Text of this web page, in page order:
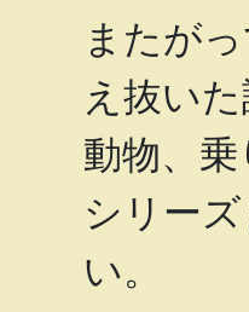
またが
え抜い
動物、
シリー
い。